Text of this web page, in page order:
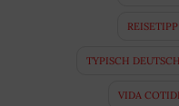
REISETIPP
TYPISCH DEUTSCH
VIDA